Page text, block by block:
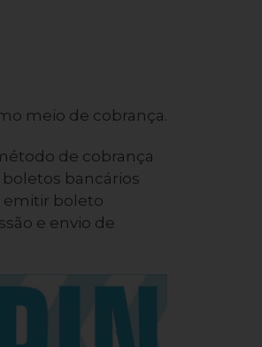
meio de cobrança.
de cobrança
boletos bancários
emitir boleto
e envio de